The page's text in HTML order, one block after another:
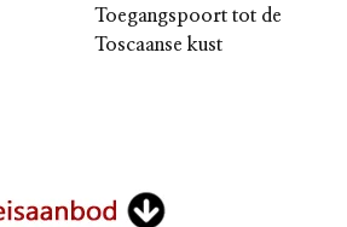
Toegangspoort tot de
Toscaanse kust